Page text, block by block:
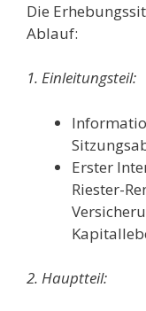
Die
Ablauf:
1. Einleitungsteil:
Erster
Riester-
2. Hauptteil: